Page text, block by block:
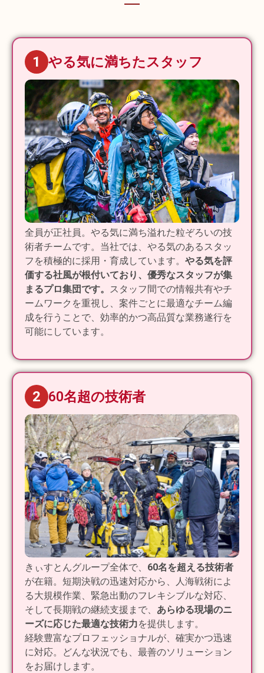
1 やる気に満ちたスタッフ
全員が正社員。やる気に満ち溢れた粒ぞろいの技
術者チームです。当社では、やる気のあるスタッ
フを積極的に採用・育成しています。 やる気を評
価する社風が根付いており、優秀なスタッフが集
まるプロ集団です。
スタッフ間での情報共有やチ
ームワークを重視し、案件ごとに最適なチーム編
成を行うことで、効率的かつ高品質な業務遂行を
可能にしています。
2 60名超の技術者
きぃすとんグループ全体で、 60名を超える技術者
が在籍。短期決戦の迅速対応から、人海戦術によ
る大規模作業、緊急出動のフレキシブルな対応、
そして長期戦の継続支援まで、 あらゆる現場のニ
ーズに応じた最適な技術力を提供します。
経験豊富なプロフェッショナルが、確実かつ迅速
に対応。どんな状況でも、最善のソリューション
をお届けします。